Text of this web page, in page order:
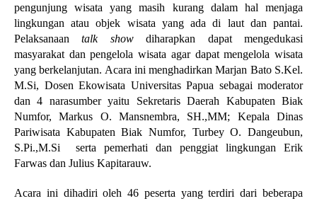
pengunjung wisata yang masih kurang dalam hal menjaga
lingkungan atau objek wisata yang ada di laut dan pantai.
Pelaksanaantalk showdiharapkan dapat mengedukasi
masyarakat dan pengelola wisata agar dapat mengelola wisata
yang berkelanjutan. Acara ini menghadirkan Marjan Bato S.Kel.
M.Si, Dosen Ekowisata Universitas Papua sebagai moderator
dan 4 narasumber yaitu Sekretaris Daerah Kabupaten Biak
Numfor, Markus O. Mansnembra, SH.,MM; Kepala Dinas
Pariwisata Kabupaten Biak Numfor, Turbey O. Dangeubun,
S.Pi.,M.Si serta pemerhati dan penggiat lingkungan Erik
Farwas dan Julius Kapitarauw.
Acara ini dihadiri oleh 46 peserta yang terdiri dari beberapa